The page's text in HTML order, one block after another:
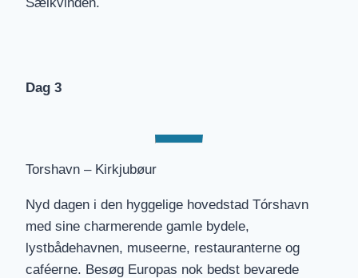
Dag 3
Torshavn – Kirkjubøur
Nyd dagen i den hyggelige hovedstad Tórshavn
med sine charmerende gamle bydele,
lystbådehavnen, museerne, restauranterne og
caféerne. Besøg Europas nok bedst bevarede